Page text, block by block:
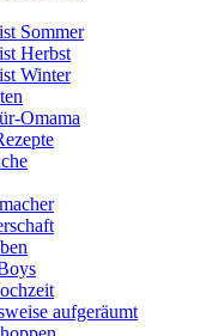
Sommer
Herbst
Winter
Omama
aufgeräumt